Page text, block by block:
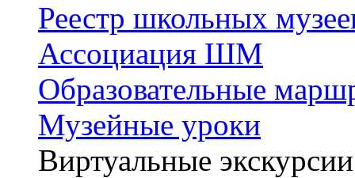
Реестр школьных
Ассоциация ШМ
Образовательные
Музейные уроки
Виртуальные экскурсии